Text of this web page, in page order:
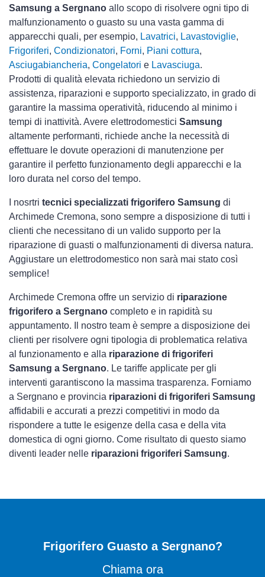
Samsung a Sergnano allo scopo di risolvere ogni tipo di
malfunzionamento o guasto su una vasta gamma di
apparecchi quali, per esempio, Lavatrici, Lavastoviglie,
Frigoriferi, Condizionatori, Forni, Piani cottura,
Asciugabiancheria, Congelatori e Lavasciuga.
Prodotti di qualità elevata richiedono un servizio di
assistenza, riparazioni e supporto specializzato, in grado di
garantire la massima operatività, riducendo al minimo i
tempi di inattività. Avere elettrodomestici Samsung
altamente performanti, richiede anche la necessità di
effettuare le dovute operazioni di manutenzione per
garantire il perfetto funzionamento degli apparecchi e la
loro durata nel corso del tempo.
I nosrtri tecnici specializzati frigorifero Samsung di
Archimede Cremona, sono sempre a disposizione di tutti i
clienti che necessitano di un valido supporto per la
riparazione di guasti o malfunzionamenti di diversa natura.
Aggiustare un elettrodomestico non sarà mai stato così
semplice!
Archimede Cremona offre un servizio di riparazione
frigorifero a Sergnano completo e in rapidità su
appuntamento. Il nostro team è sempre a disposizione dei
clienti per risolvere ogni tipologia di problematica relativa
al funzionamento e alla riparazione di frigoriferi
Samsung a Sergnano. Le tariffe applicate per gli
interventi garantiscono la massima trasparenza. Forniamo
a Sergnano e provincia riparazioni di frigoriferi Samsung
affidabili e accurati a prezzi competitivi in modo da
rispondere a tutte le esigenze della casa e della vita
domestica di ogni giorno. Come risultato di questo siamo
diventi leader nelle riparazioni frigoriferi Samsung.
Frigorifero Guastoa Sergnano?
Chiama ora